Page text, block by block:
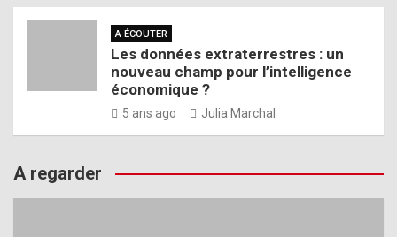
A ÉCOUTER
Les données extraterrestres : un
nouveau champ pour l’intelligence
économique ?
5 ans ago Julia Marchal
A regarder